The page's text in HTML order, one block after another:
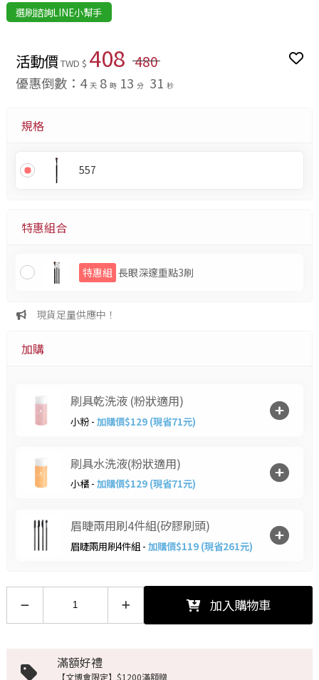
選刷諮詢LINE小幫手
活動價TWD $ 408 480
優惠倒數： 4 天 8 時 13 分 30 秒
規格
557
特惠組合
特惠組 長眼深邃重點3刷
現貨足量供應中！
加購
刷具乾洗液 (粉狀適用)
小粉 - 加購價$129 (現省71元)
刷具水洗液(粉狀適用)
小橘 - 加購價$129 (現省71元)
眉睫兩用刷4件組(矽膠刷頭)
眉睫兩用刷4件組 - 加購價$119 (現省261元)
加入購物車
滿額好禮
【文博會限定】$1200滿額贈